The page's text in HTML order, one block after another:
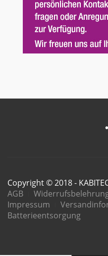
Copyright © 2018 -
AGB
Impressum
Batterieentsorgung